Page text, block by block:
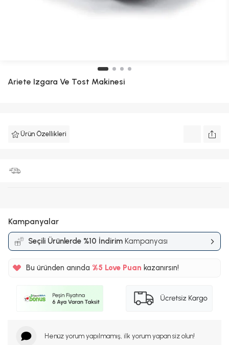
Ariete Izgara Ve Tost Makinesi
Ürün Özellikleri
Kampanyalar
Seçili Ürünlerde %10 İndirim Kampanyası
Bu üründen anında %5
%5
Love Puan kazanırsın!
Henüz yorum yapılmamış, ilk yorum yapan siz olun!